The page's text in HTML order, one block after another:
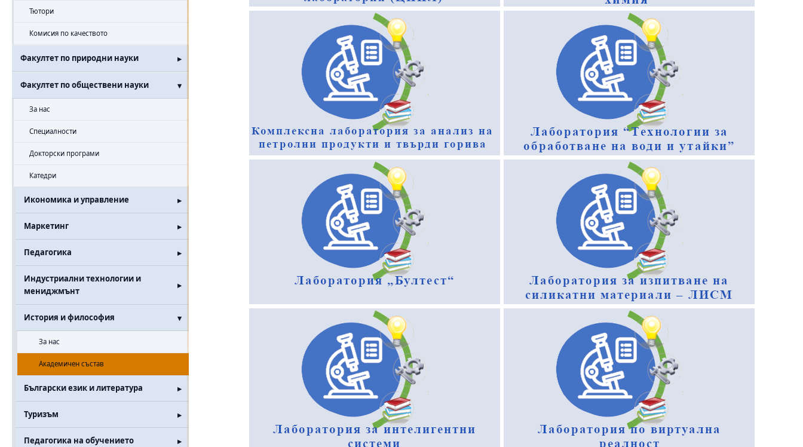
Тютори
Комисия по качеството
Факултет по природни науки
Факултет по обществени науки
За нас
Специалности
Докторски програми
Катедри
Икономика и управление
Маркетинг
Педагогика
Индустриални технологии и
мениджмънт
История и философия
За нас
Академичен състав
Български език и литература
Туризъм
Педагогика на обучението